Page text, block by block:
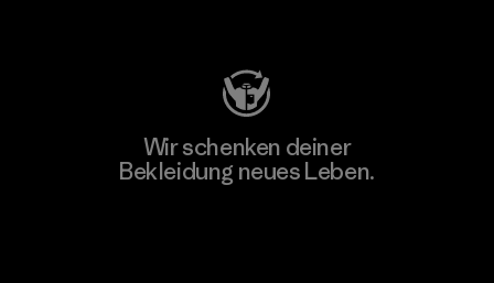
Wir schenken deiner
Bekleidung neues Leben.